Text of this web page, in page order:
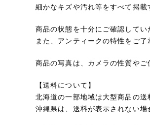
細かなキズや汚れ等をすべて掲載
商品の状態を十分にご確認してい
また、アンティークの特性をご
商品の写真は、カメラの性質や
【送料について】
北海道の一部地域は大型商品の送
沖縄県は、送料が表示されない場